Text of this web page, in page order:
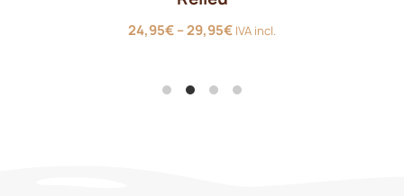
24,95€–29,95€Interval
24,95€
IVA incl.